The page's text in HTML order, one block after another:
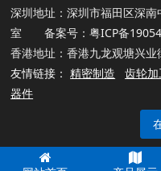
深圳地址：深圳市福田区深
室 备案号：粤ICP备
香港地址：香港九龙观塘兴
友情链接：精密制造 齿轮
器件